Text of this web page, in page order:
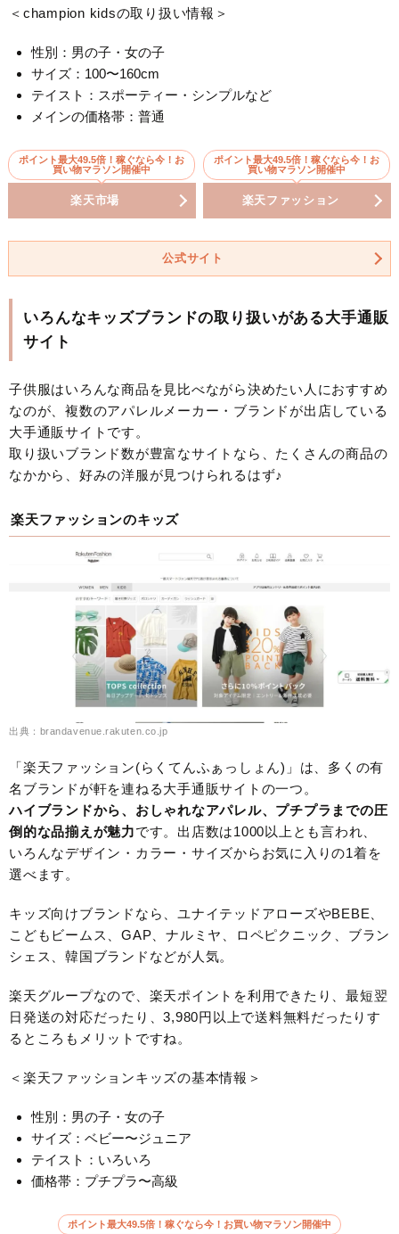
＜champion kidsの取り扱い情報＞
性別：男の子・女の子
サイズ：100〜160cm
テイスト：スポーティー・シンプルなど
メインの価格帯：普通
ポイント最大49.5倍！稼ぐなら今！お
買い物マラソン開催中
楽天市場
ポイント最大49.5倍！稼ぐなら今！お
買い物マラソン開催中
楽天ファッション
公式サイト
いろんなキッズブランドの取り扱いがある大手通販
サイト
子供服はいろんな商品を見比べながら決めたい人におすすめ
なのが、複数のアパレルメーカー・ブランドが出店している
大手通販サイトです。
取り扱いブランド数が豊富なサイトなら、たくさんの商品の
なかから、好みの洋服が見つけられるはず♪
楽天ファッションのキッズ
出典：brandavenue.rakuten.co.jp
「楽天ファッション(らくてんふぁっしょん)」は、多くの有
名ブランドが軒を連ねる大手通販サイトの一つ。
ハイブランドから、おしゃれなアパレル、プチプラまでの圧
倒的な品揃えが魅力です。出店数は1000以上とも言われ、
いろんなデザイン・カラー・サイズからお気に入りの1着を
選べます。
キッズ向けブランドなら、ユナイテッドアローズやBEBE、
こどもビームス、GAP、ナルミヤ、ロペピクニック、ブラン
シェス、韓国ブランドなどが人気。
楽天グループなので、楽天ポイントを利用できたり、最短翌
日発送の対応だったり、3,980円以上で送料無料だったりす
るところもメリットですね。
＜楽天ファッションキッズの基本情報＞
性別：男の子・女の子
サイズ：ベビー〜ジュニア
テイスト：いろいろ
価格帯：プチプラ〜高級
ポイント最大49.5倍！稼ぐなら今！お買い物マラソン開催中